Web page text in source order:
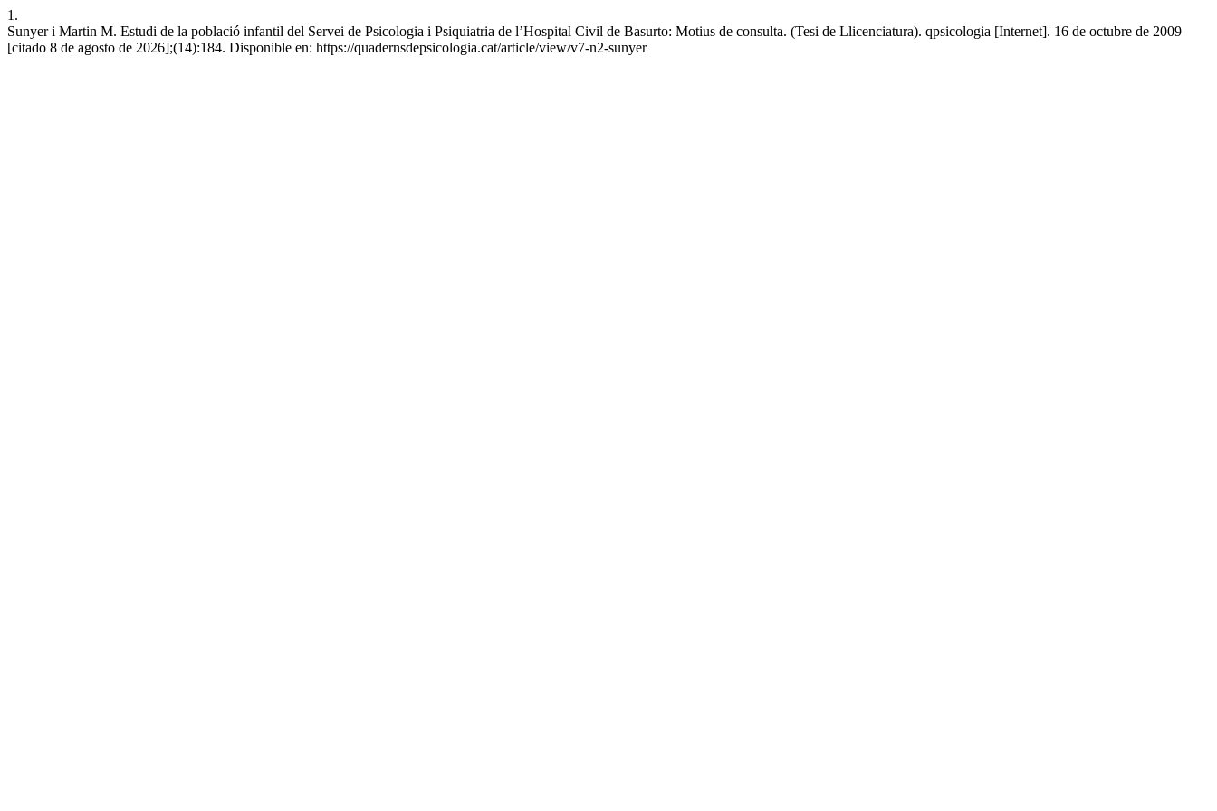
1.
Sunyer i Martin M. Estudi de la població infantil del Servei de Psicologia i Psiquiatria de l’Hospital Civil de Basurto: Motius de consulta. (Tesi de Llicenciatura). qpsicologia [Internet]. 16 de octubre de 2009
[citado 8 de agosto de 2026];(14):184. Disponible en: https://quadernsdepsicologia.cat/article/view/v7-n2-sunyer